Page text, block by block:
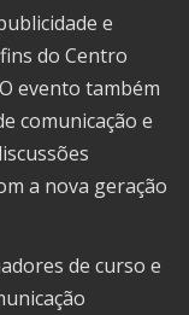
e
do Centro
evento também
comunicação e
a nova geração
de curso e